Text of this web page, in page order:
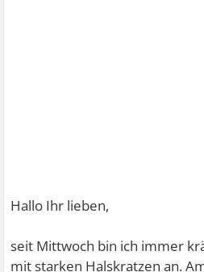
Hallo Ihr lieben,
seit Mittwoch bin ich immer
mit starken Halskratzen an.